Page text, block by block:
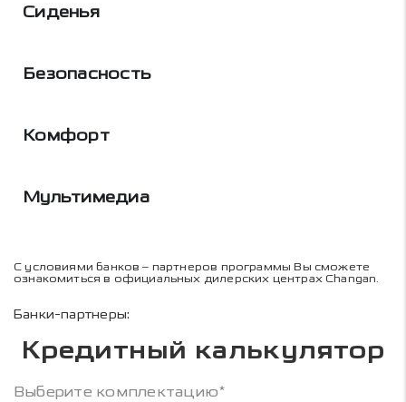
Сиденья
Безопасность
Комфорт
Мультимедиа
С условиями банков – партнеров программы Вы сможете
ознакомиться в официальных дилерских центрах Changan.
Банки-партнеры:
Кредитный калькулятор
Выберите комплектацию*